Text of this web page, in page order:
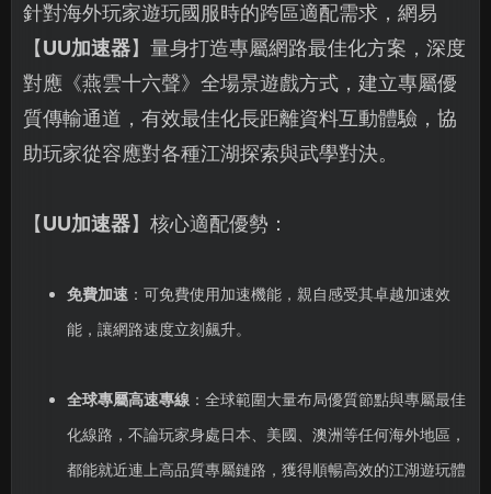
針對海外玩家遊玩國服時的跨區適配需求，網易
【UU加速器】量身打造專屬網路最佳化方案，深度
對應《燕雲十六聲》全場景遊戲方式，建立專屬優
質傳輸通道，有效最佳化長距離資料互動體驗，協
助玩家從容應對各種江湖探索與武學對決。
【UU加速器】核心適配優勢：
免費加速：可免費使用加速機能，親自感受其卓越加速效
能，讓網路速度立刻飆升。
全球專屬高速專線：全球範圍大量布局優質節點與專屬最佳
化線路，不論玩家身處日本、美國、澳洲等任何海外地區，
都能就近連上高品質專屬鏈路，獲得順暢高效的江湖遊玩體